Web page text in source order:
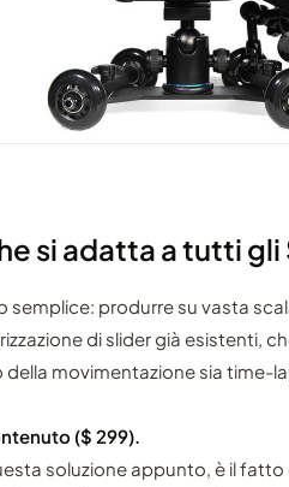
si adatta a tutti gli
semplice: produrre su vasta
di slider già esistenti,
movimentazione sia time-
($ 299).
soluzione appunto, è il